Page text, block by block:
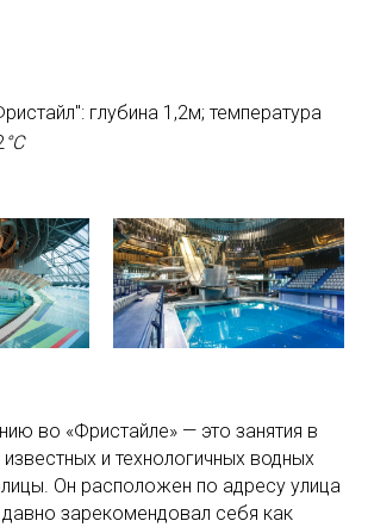
глубина 1,2м; температура
°C
во «Фристайле» — это занятия в
и технологичных водных
Он расположен по адресу улица
зарекомендовал себя как